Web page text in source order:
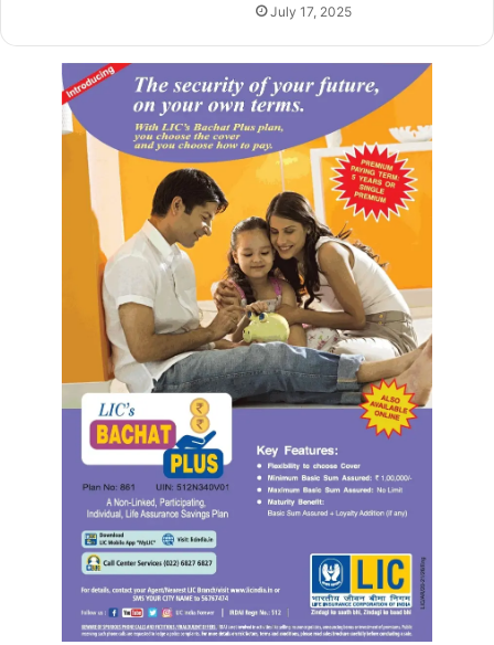
July 17, 2025